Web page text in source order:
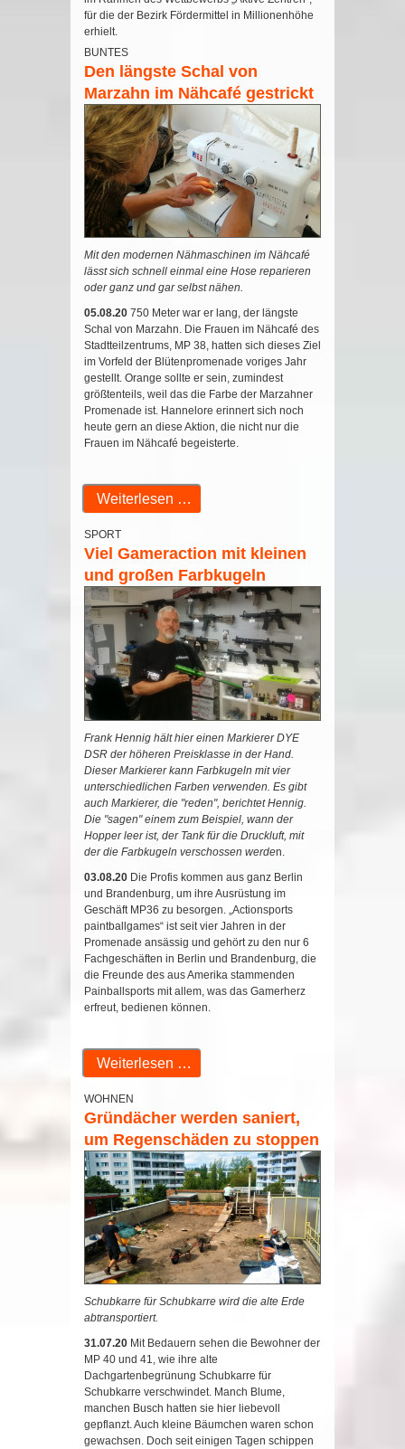
für die der Bezirk Fördermittel in Millionenhöhe
erhielt.
BUNTES
Den längste Schal von
Marzahn im Nähcafé gestrickt
Mit den modernen Nähmaschinen im Nähcafé
lässt sich schnell einmal eine Hose reparieren
oder ganz und gar selbst nähen.
05.08.20 750 Meter war er lang, der längste
Schal von Marzahn. Die Frauen im Nähcafé des
Stadtteilzentrums, MP 38, hatten sich dieses Ziel
im Vorfeld der Blütenpromenade voriges Jahr
gestellt. Orange sollte er sein, zumindest
größtenteils, weil das die Farbe der Marzahner
Promenade ist. Hannelore erinnert sich noch
heute gern an diese Aktion, die nicht nur die
Frauen im Nähcafé begeisterte.
Weiterlesen …
SPORT
Viel Gameraction mit kleinen
und großen Farbkugeln
Frank Hennig hält hier einen Markierer DYE
DSR der höheren Preisklasse in der Hand.
Dieser Markierer kann Farbkugeln mit vier
unterschiedlichen Farben verwenden. Es gibt
auch Markierer, die "reden", berichtet Hennig.
Die "sagen" einem zum Beispiel, wann der
Hopper leer ist, der Tank für die Druckluft, mit
der die Farbkugeln verschossen werden.
03.08.20 Die Profis kommen aus ganz Berlin
und Brandenburg, um ihre Ausrüstung im
Geschäft MP36 zu besorgen. „Actionsports
paintballgames“ ist seit vier Jahren in der
Promenade ansässig und gehört zu den nur 6
Fachgeschäften in Berlin und Brandenburg, die
die Freunde des aus Amerika stammenden
Painballsports mit allem, was das Gamerherz
erfreut, bedienen können.
Weiterlesen …
WOHNEN
Gründächer werden saniert,
um Regenschäden zu stoppen
Schubkarre für Schubkarre wird die alte Erde
abtransportiert.
31.07.20 Mit Bedauern sehen die Bewohner der
MP 40 und 41, wie ihre alte
Dachgartenbegrünung Schubkarre für
Schubkarre verschwindet. Manch Blume,
manchen Busch hatten sie hier liebevoll
gepflanzt. Auch kleine Bäumchen waren schon
gewachsen. Doch seit einigen Tagen schippen